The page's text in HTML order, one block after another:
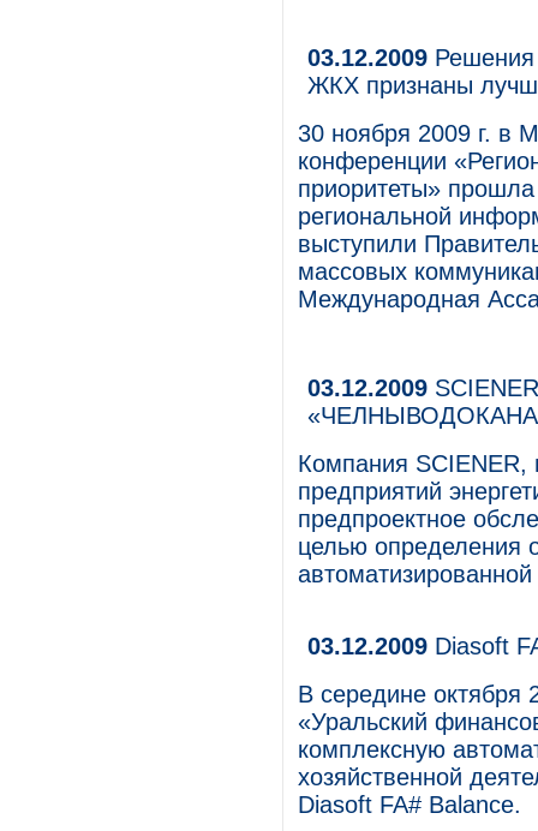
03.12.2009 Решения
ЖКХ признаны
30 ноября 2009 г. в
конференции
приоритеты»
региональной
выступили
массовых
Международная
03.12.2009
Компания SCIENER,
предприятий
предпроектное
целью определения
03.12.2009 Diasoft
В середине октября
«Уральский
комплексную
хозяйственной
Diasoft FA# Balance.